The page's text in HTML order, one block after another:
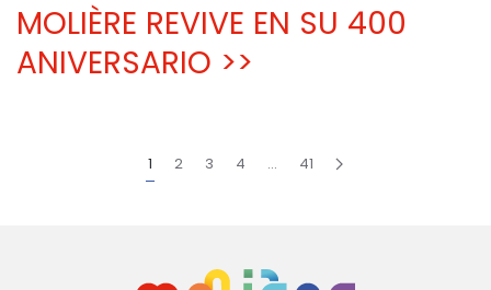
MOLIÈRE REVIVE EN SU 400
ANIVERSARIO >>
1 2 3 4 ... 41